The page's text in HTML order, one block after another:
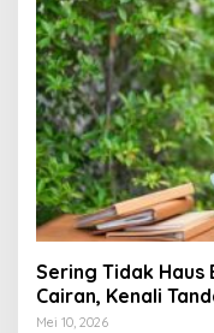
Sering Tidak Haus
Cairan, Kenali
Mei 10, 2026